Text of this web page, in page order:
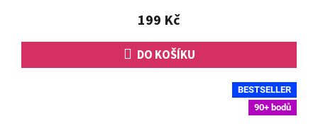
z
5
hvězdiček.
199 Kč
DO KOŠÍKU
BESTSELLER
90+ bodů